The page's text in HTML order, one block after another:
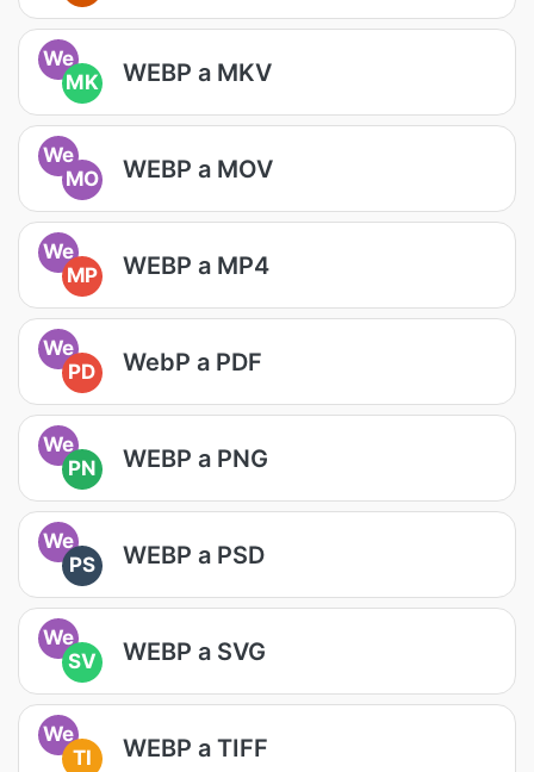
We
MK
WEBP a MKV
We
MO
WEBP a MOV
We
MP
WEBP a MP4
We
PD
WebP a PDF
We
PN
WEBP a PNG
We
PS
WEBP a PSD
We
SV
WEBP a SVG
We
TI
WEBP a TIFF